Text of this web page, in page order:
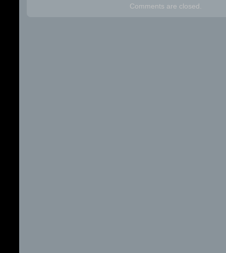
Comments are closed.